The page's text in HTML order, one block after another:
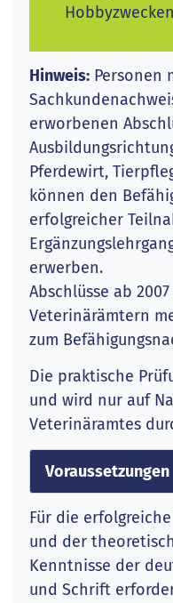
Hinweis:Personen
erworbenen
Pferdewirt,
können den
erfolgreicher
erwerben.
Abschlüsse ab
Veterinärämtern
zum
Die praktische
und wird nur auf
Veterinäramtes
Voraussetzungen
Für die
und der
Kenntnisse der
und Schrift